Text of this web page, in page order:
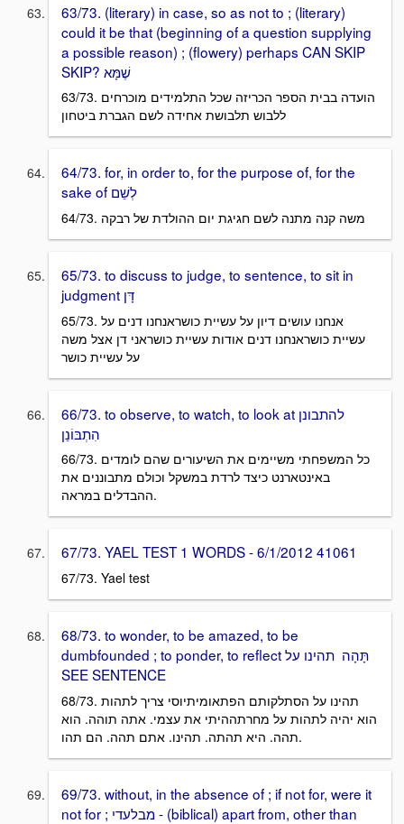
63/73. (literary) in case, so as not to ; (literary)
could it be that (beginning of a question supplying
a possible reason) ; (flowery) perhaps CAN SKIP
63/73. הועדה בבית הספר הכריזה שכל התלמידים מוכרחים
ללבוש תלבושת אחידה לשם הגברת ביטחון
64/73. for, in order to, for the purpose of, for the
64/73. משה קנה מתנה לשם חגיגת יום ההולדת של רבקה
65/73. to discuss to judge, to sentence, to sit in
65/73. אנחנו עושים דיון על עשיית כושראנחנו דנים על
עשיית כושראנחנו דנים אודות עשיית כושראני דן אצל משה
על עשיית כושר
66/73. to observe, to watch, to look at להתבונן
הִתְבּוֹנֵן
66/73. כל המשפחתי משיימים את השיעורים שהם לומדים
באינטארנט כיצד לרדת במשקל וכולם מתבוננים את
ההבדלים במראה.
67/73. YAEL TEST 1 WORDS - 6/1/2012 41061
67/73. Yael test
68/73. to wonder, to be amazed, to be
dumbfounded ; to ponder, to reflect תָּהָה תהינו על
SEE SENTENCE
68/73. תהינו על הסתלקותם הפתאומיתיוסי צריך לתהות
הוא יהיה לתהות על מחרתההיתי את עצמי. אתה תוהה. הוא
תהה. היא תהתה. תהינו. אתם תהה. הם תהו.
69/73. without, in the absence of ; if not for, were it
not for ; מבלעדי - (biblical) apart from, other than